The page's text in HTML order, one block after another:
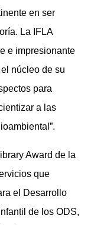
en ser
La IFLA
e impresionante
núcleo de su
para
a las
Award de la
que
el Desarrollo
de los ODS,